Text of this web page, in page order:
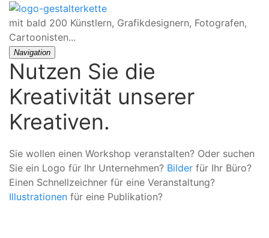
mit bald 200 Künstlern, Grafikdesignern, Fotografen,
Cartoonisten...
Navigation
Nutzen Sie die
Kreativität unserer
Kreativen.
Sie wollen einen Workshop veranstalten? Oder suchen
Sie ein Logo für Ihr Unternehmen? Bilder für Ihr Büro?
Einen Schnellzeichner für eine Veranstaltung?
Illustrationen für eine Publikation?